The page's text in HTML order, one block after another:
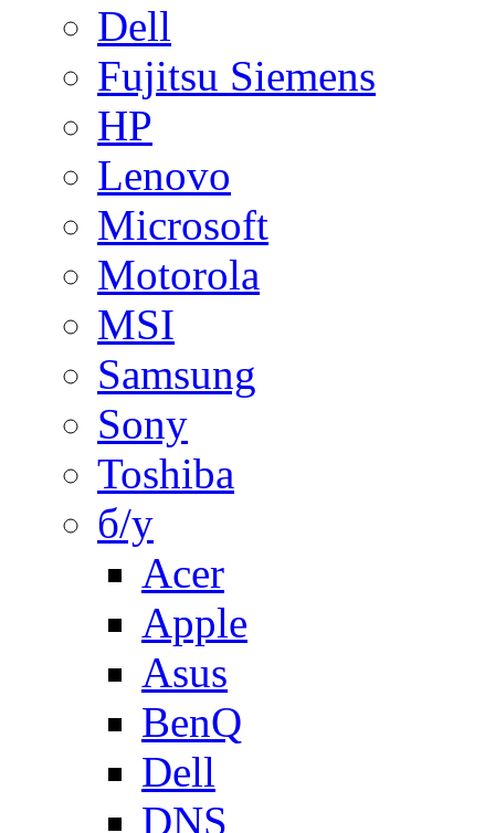
Dell
Fujitsu Siemens
HP
Lenovo
Microsoft
Motorola
MSI
Samsung
Sony
Toshiba
б/у
Acer
Apple
Asus
BenQ
Dell
DNS